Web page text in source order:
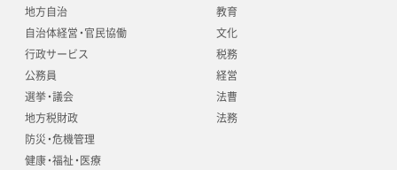
地方自治
自治体経営・官民協働
行政サービス
公務員
選挙・議会
地方税財政
防災・危機管理
健康・福祉・医療
教育
文化
税務
経営
法曹
法務